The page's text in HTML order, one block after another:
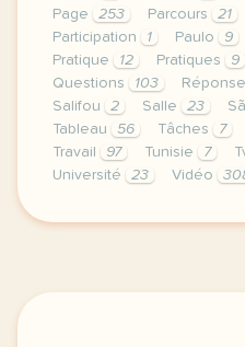
Page
253 Parcours 21
Participation
1 Paulo 9
Pratique
12 Pratiques 9
Questions
103
Salifou
2 Salle 23
Tableau
56 Tâches 7
Travail
97 Tunisie 7
Université
23 Vidéo
le respect de votre